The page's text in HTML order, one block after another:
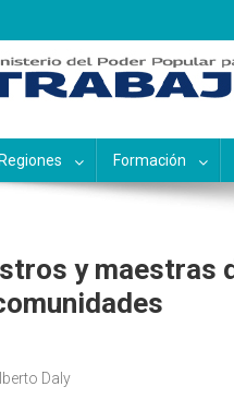
de
Regiones Formación
y
Daly